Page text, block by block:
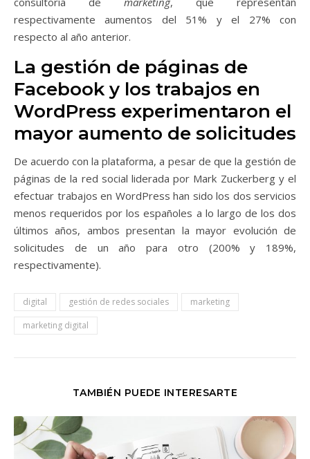
respectivamente aumentos del 51% y el 27% con
respecto al año anterior.
La gestión de páginas de
Facebook y los trabajos en
WordPress experimentaron el
mayor aumento de solicitudes
De acuerdo con la plataforma, a pesar de que la gestión de
páginas de la red social liderada por Mark Zuckerberg y el
efectuar trabajos en WordPress han sido los dos servicios
menos requeridos por los españoles a lo largo de los dos
últimos años, ambos presentan la mayor evolución de
solicitudes de un año para otro (200% y 189%,
respectivamente).
digital gestión de redes sociales
marketing
marketing digital
TAMBIÉN PUEDE INTERESARTE